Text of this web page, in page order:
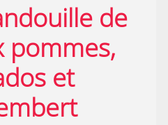
de
pommes,
et